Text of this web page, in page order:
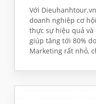
Với
doanh nghiệp cơ
thực sự hiệu quả và
giúp tăng tới 80%
Marketing rất nhỏ,